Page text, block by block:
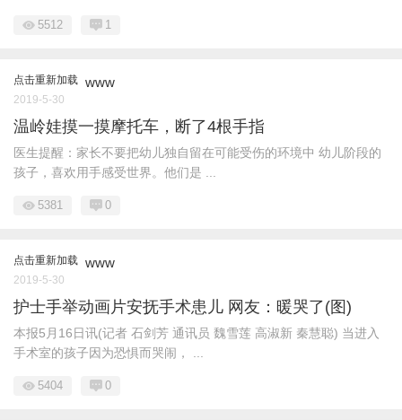
5512 1
点击重新加载 www
2019-5-30
温岭娃摸一摸摩托车，断了4根手指
医生提醒：家长不要把幼儿独自留在可能受伤的环境中 幼儿阶段的
孩子，喜欢用手感受世界。他们是 ...
5381 0
点击重新加载 www
2019-5-30
护士手举动画片安抚手术患儿 网友：暖哭了(图)
本报5月16日讯(记者 石剑芳 通讯员 魏雪莲 高淑新 秦慧聪) 当进入
手术室的孩子因为恐惧而哭闹， ...
5404 0